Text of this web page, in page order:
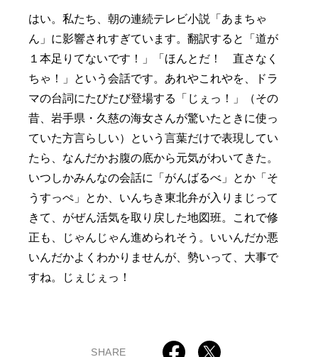
はい。私たち、朝の連続テレビ小説「あまちゃ
ん」に影響されすぎています。翻訳すると「道が
１本足りてないです！」「ほんとだ！ 直さなく
ちゃ！」という会話です。あれやこれやを、ドラ
マの台詞にたびたび登場する「じぇっ！」（その
昔、岩手県・久慈の海女さんが驚いたときに使っ
ていた方言らしい）という言葉だけで表現してい
たら、なんだかお腹の底から元気がわいてきた。
いつしかみんなの会話に「がんばるべ」とか「そ
うすっぺ」とか、いんちき東北弁が入りまじって
きて、がぜん活気を取り戻した地図班。これで修
正も、じゃんじゃん進められそう。いいんだか悪
いんだかよくわかりませんが、勢いって、大事で
すね。じぇじぇっ！
SHARE